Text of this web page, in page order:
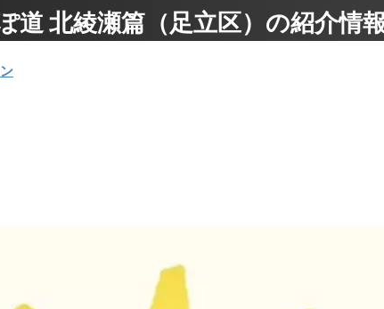
道 北綾瀬篇（足立区）の紹介情